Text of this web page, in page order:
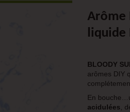
Arôme
liquide
BLOODY
arômes DIY
En
acidulées ,